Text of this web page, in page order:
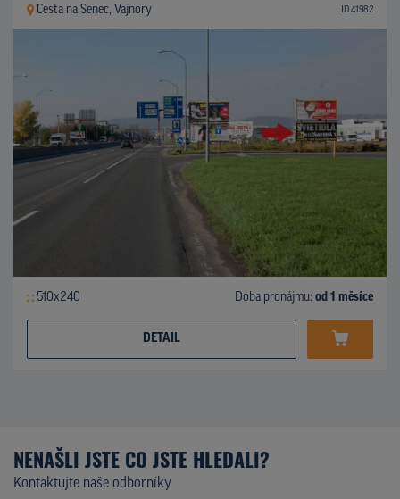
Cesta na Senec, Vajnory ID 41982
510x240 Doba pronájmu: od 1 měsíce
DETAIL
NENAŠLI JSTE CO JSTE HLEDALI?
Kontaktujte naše odborníky